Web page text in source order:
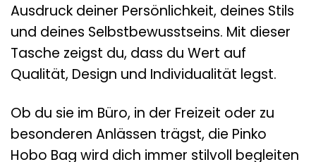
Ausdruck deiner Persönlichkeit, deines Stils
und deines Selbstbewusstseins. Mit dieser
Tasche zeigst du, dass du Wert auf
Qualität, Design und Individualität legst.
Ob du sie im Büro, in der Freizeit oder zu
besonderen Anlässen trägst, die Pinko
Hobo Bag wird dich immer stilvoll begleiten